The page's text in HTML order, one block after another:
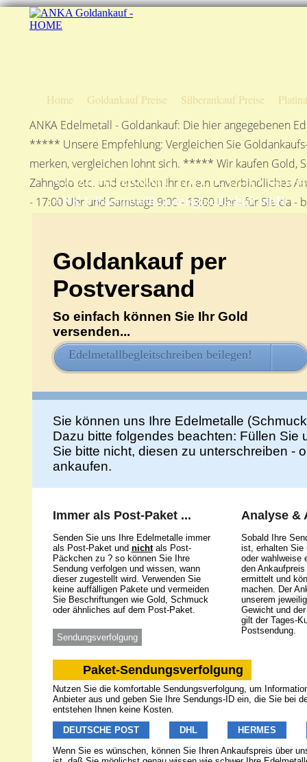
Home Goldankauf Preise Silberankauf Preise
ANKA Edelmetall - Goldankauf: Die hier angegebenen
***** Unsere Empfehlung: Vergleichen Sie
merken, vergleichen lohnt sich. ***** Wir kaufen Gold,
Zahngold etc. und erstellen Ihnen ein unverbindliches
- 17:00 Uhr und Samstags 9:00 - 13:00 Uhr - für Sie
Goldankauf per
ANKA Edelmetallhandelsgesellschaft mbH
Goldankauf per
Postversand
So einfach können Sie Ihr Gold
versenden...
Sie können uns Ihre Edelmetalle
Dazu bitte folgendes beachten: Füllen Sie
Sie bitte nicht, diesen zu unterschreiben -
ankaufen.
Immer als Post-Paket ...
Senden Sie uns Ihre Edelmetalle immer
als Post-Paket und nichtals Post-
Päckchen zu ? so können Sie Ihre
Sendung verfolgen und wissen, wann
dieser zugestellt wird. Verwenden Sie
keine auffälligen Pakete und vermeiden
Sie Beschriftungen wie Gold, Schmuck
oder ähnliches auf dem Post-Paket.
Sendungsverfolgung
Analyse &
Sobald Ihre
ist, erhalten Sie
oder wahlweise
den
ermittelt und
machen. Der
unserem
Gewicht und
gilt der Tages-
Postsendung.
Paket-Sendungsverfolgung
Nutzen Sie die komfortable Sendungsverfolgung, um
Anbieter aus und geben Sie Ihre Sendungs-ID ein, die Sie bei
entstehen Ihnen keine Kosten.
DEUTSCHE POST
DHL
HERMES
Wenn Sie es wünschen, können Sie Ihren Ankaufspreis über
Edelmetallbegleitschreiben beilegen!